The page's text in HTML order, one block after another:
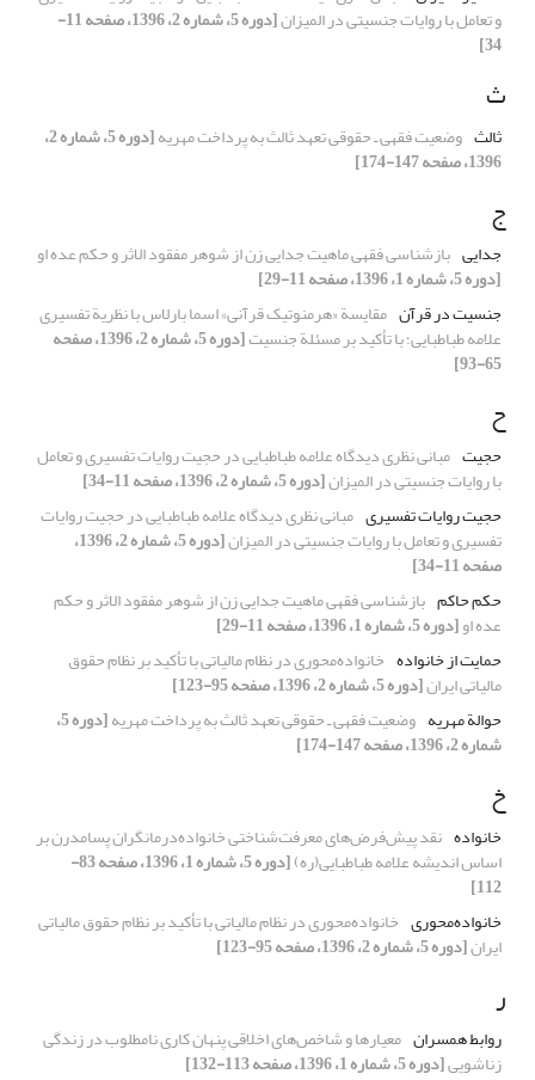
و تعامل با روایات جنسیتی در المیزان [دوره 5، شماره 2، 1396، صفحه 11-
34]
ث
ثالث وضعیت فقهی ـ حقوقی تعهد ثالث به پرداخت مهریه [دوره 5، شماره 2،
1396، صفحه 147-174]
ج
جدایی بازشناسی فقهی ماهیت جدایی زن از شوهر مفقود الاثر و حکم عده او
[دوره 5، شماره 1، 1396، صفحه 11-29]
جنسیت در قرآن مقایسة «هرمنوتیک قرآنی» اسما بارلاس با نظریة تفسیری
علامه طباطبایی؛ با تأکید بر مسئلة جنسیت [دوره 5، شماره 2، 1396، صفحه
65-93]
ح
حجیت مبانی نظری دیدگاه علامه طباطبایی در حجیت روایات تفسیری و تعامل
با روایات جنسیتی در المیزان[دوره 5، شماره 2، 1396، صفحه 11-34]
حجیت روایات تفسیری مبانی نظری دیدگاه علامه طباطبایی در حجیت روایات
تفسیری و تعامل با روایات جنسیتی در المیزان [دوره 5، شماره 2، 1396،
صفحه 11-34]
حکم حاکم بازشناسی فقهی ماهیت جدایی زن از شوهر مفقود الاثر و حکم
عده او[دوره 5، شماره 1، 1396، صفحه 11-29]
حمایت از خانواده خانواده‌محوری در نظام مالیاتی با تأکید بر نظام حقوق
مالیاتی ایران[دوره 5، شماره 2، 1396، صفحه 95-123]
حوالة مهریه وضعیت فقهی ـ حقوقی تعهد ثالث به پرداخت مهریه [دوره 5،
شماره 2، 1396، صفحه 147-174]
خ
خانواده نقد پیش‌فرض‌های معرفت‌شناختی خانواده‌درمانگران پسا‌مدرن بر
اساس اندیشه علامه طباطبایی(ره) [دوره 5، شماره 1، 1396، صفحه 83-
112]
خانواده‌محوری خانواده‌محوری در نظام مالیاتی با تأکید بر نظام حقوق مالیاتی
ایران[دوره 5، شماره 2، 1396، صفحه 95-123]
ر
روابط همسران معیارها و شاخص‌های اخلاقی پنهان کاری نامطلوب در زندگی
زناشویی[دوره 5، شماره 1، 1396، صفحه 113-132]